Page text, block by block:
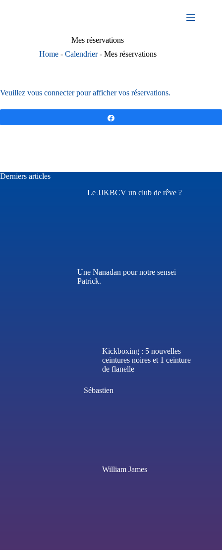
Mes réservations
Home- Calendrier- Mes réservations
Veuillez vous connecterpour afficher vos réservations.
Derniers articles
Le JJKBCV un club de rêve ?
Une Nanadan pour notre sensei
Patrick.
Kickboxing : 5 nouvelles
ceintures noires et 1 ceinture
de flanelle
Sébastien
William James